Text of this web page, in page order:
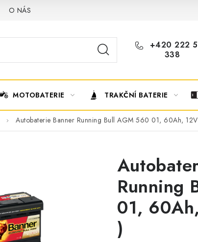
O NÁS OBCHODNÍ
+420 222
338
MOTOBATERIE TRAKČNÍ BATERIE
Autobaterie Banner Running Bull AGM 560 01, 60Ah,
Running
01,
)